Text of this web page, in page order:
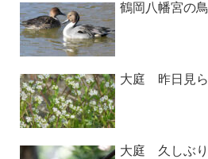
鶴岡八幡宮の鳥
大庭 昨日見
大庭 久しぶり